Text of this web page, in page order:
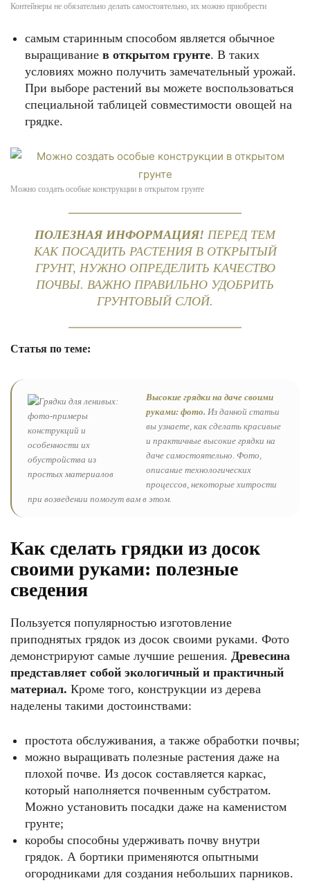
Контейнеры не обязательно делать самостоятельно, их можно приобрести
самым старинным способом является обычное
выращивание в открытом грунте. В таких
условиях можно получить замечательный урожай.
При выборе растений вы можете воспользоваться
специальной таблицей совместимости овощей на
грядке.
Можно создать особые конструкции в открытом грунте
ПОЛЕЗНАЯ ИНФОРМАЦИЯ! ПЕРЕД ТЕМ
КАК ПОСАДИТЬ РАСТЕНИЯ В ОТКРЫТЫЙ
ГРУНТ, НУЖНО ОПРЕДЕЛИТЬ КАЧЕСТВО
ПОЧВЫ. ВАЖНО ПРАВИЛЬНО УДОБРИТЬ
ГРУНТОВЫЙ СЛОЙ.
Статья по теме:
Высокие грядки на даче своими
руками: фото. Из данной статьи
вы узнаете, как сделать красивые
и практичные высокие грядки на
даче самостоятельно. Фото,
описание технологических
процессов, некоторые хитрости
при возведении помогут вам в этом.
Как сделать грядки из досок
своими руками: полезные
сведения
Пользуется популярностью изготовление
приподнятых грядок из досок своими руками. Фото
демонстрируют самые лучшие решения. Древесина
представляет собой экологичный и практичный
материал. Кроме того, конструкции из дерева
наделены такими достоинствами:
простота обслуживания, а также обработки почвы;
можно выращивать полезные растения даже на
плохой почве. Из досок составляется каркас,
который наполняется почвенным субстратом.
Можно установить посадки даже на каменистом
грунте;
коробы способны удерживать почву внутри
грядок. А бортики применяются опытными
огородниками для создания небольших парников.